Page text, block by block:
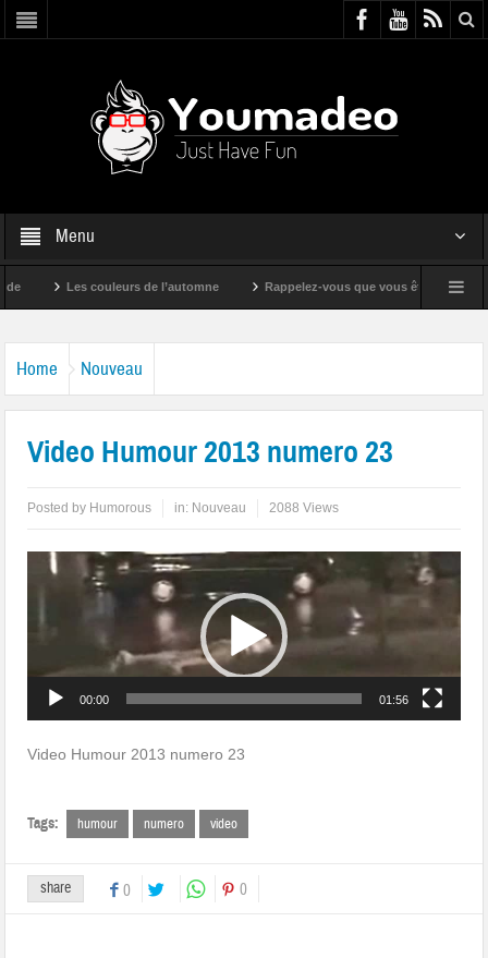
Menu
Les couleurs de l’automne Rappelez-vous que vous êtes super !
Home Nouveau
Video Humour 2013 numero 23
Posted by Humorous in: Nouveau 2088 Views
Lecteur
00:00 01:56
Video Humour 2013 numero 23
Tags: humour numero video
share 0 0